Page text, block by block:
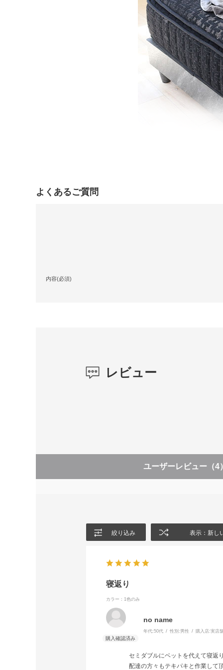
よくあるご質問
内容(必須)
レビュー
ユーザーレビュー （4
絞り込み 表示：新し
寝返り
カラー：1色のみ
no name
年代:50代 性別: 男性 購入店:実店
セミダブルにベットを代えて寝返
配達の方々もテキパキと作業して